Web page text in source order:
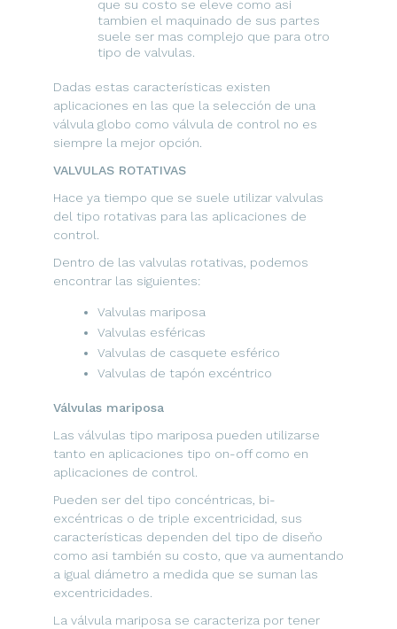
que su costo se eleve como asi
tambien el maquinado de sus partes
suele ser mas complejo que para otro
tipo de valvulas.
Dadas estas características existen
aplicaciones en las que la selección de una
válvula globo como válvula de control no es
siempre la mejor opción.
VALVULAS ROTATIVAS
Hace ya tiempo que se suele utilizar valvulas
del tipo rotativas para las aplicaciones de
control.
Dentro de las valvulas rotativas, podemos
encontrar las siguientes:
Valvulas mariposa
Valvulas esféricas
Valvulas de casquete esférico
Valvulas de tapón excéntrico
Válvulas mariposa
Las válvulas tipo mariposa pueden utilizarse
tanto en aplicaciones tipo on-off como en
aplicaciones de control.
Pueden ser del tipo concéntricas, bi-
excéntricas o de triple excentricidad, sus
características dependen del tipo de diseňo
como asi también su costo, que va aumentando
a igual diámetro a medida que se suman las
excentricidades.
La válvula mariposa se caracteriza por tener